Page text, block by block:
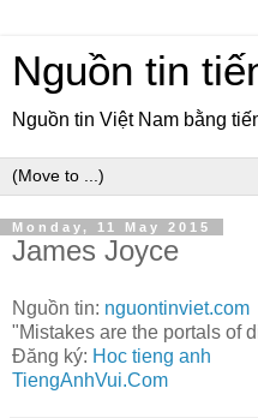
Nguồn tin
Nguồn tin Việt Nam bằng
Monday, 11 May 2015
James Joyce
Nguồn tin: nguontinviet.com
"Mistakes are the portals of
Đăng ký: Hoc tieng anh
TiengAnhVui.Com